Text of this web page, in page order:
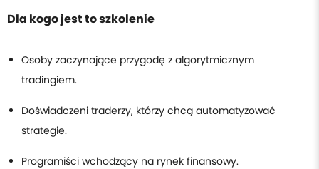
Dla kogo jest to szkolenie
Osoby zaczynające przygodę z algorytmicznym
tradingiem.
Doświadczeni traderzy, którzy chcą automatyzować
strategie.
Programiści wchodzący na rynek finansowy.